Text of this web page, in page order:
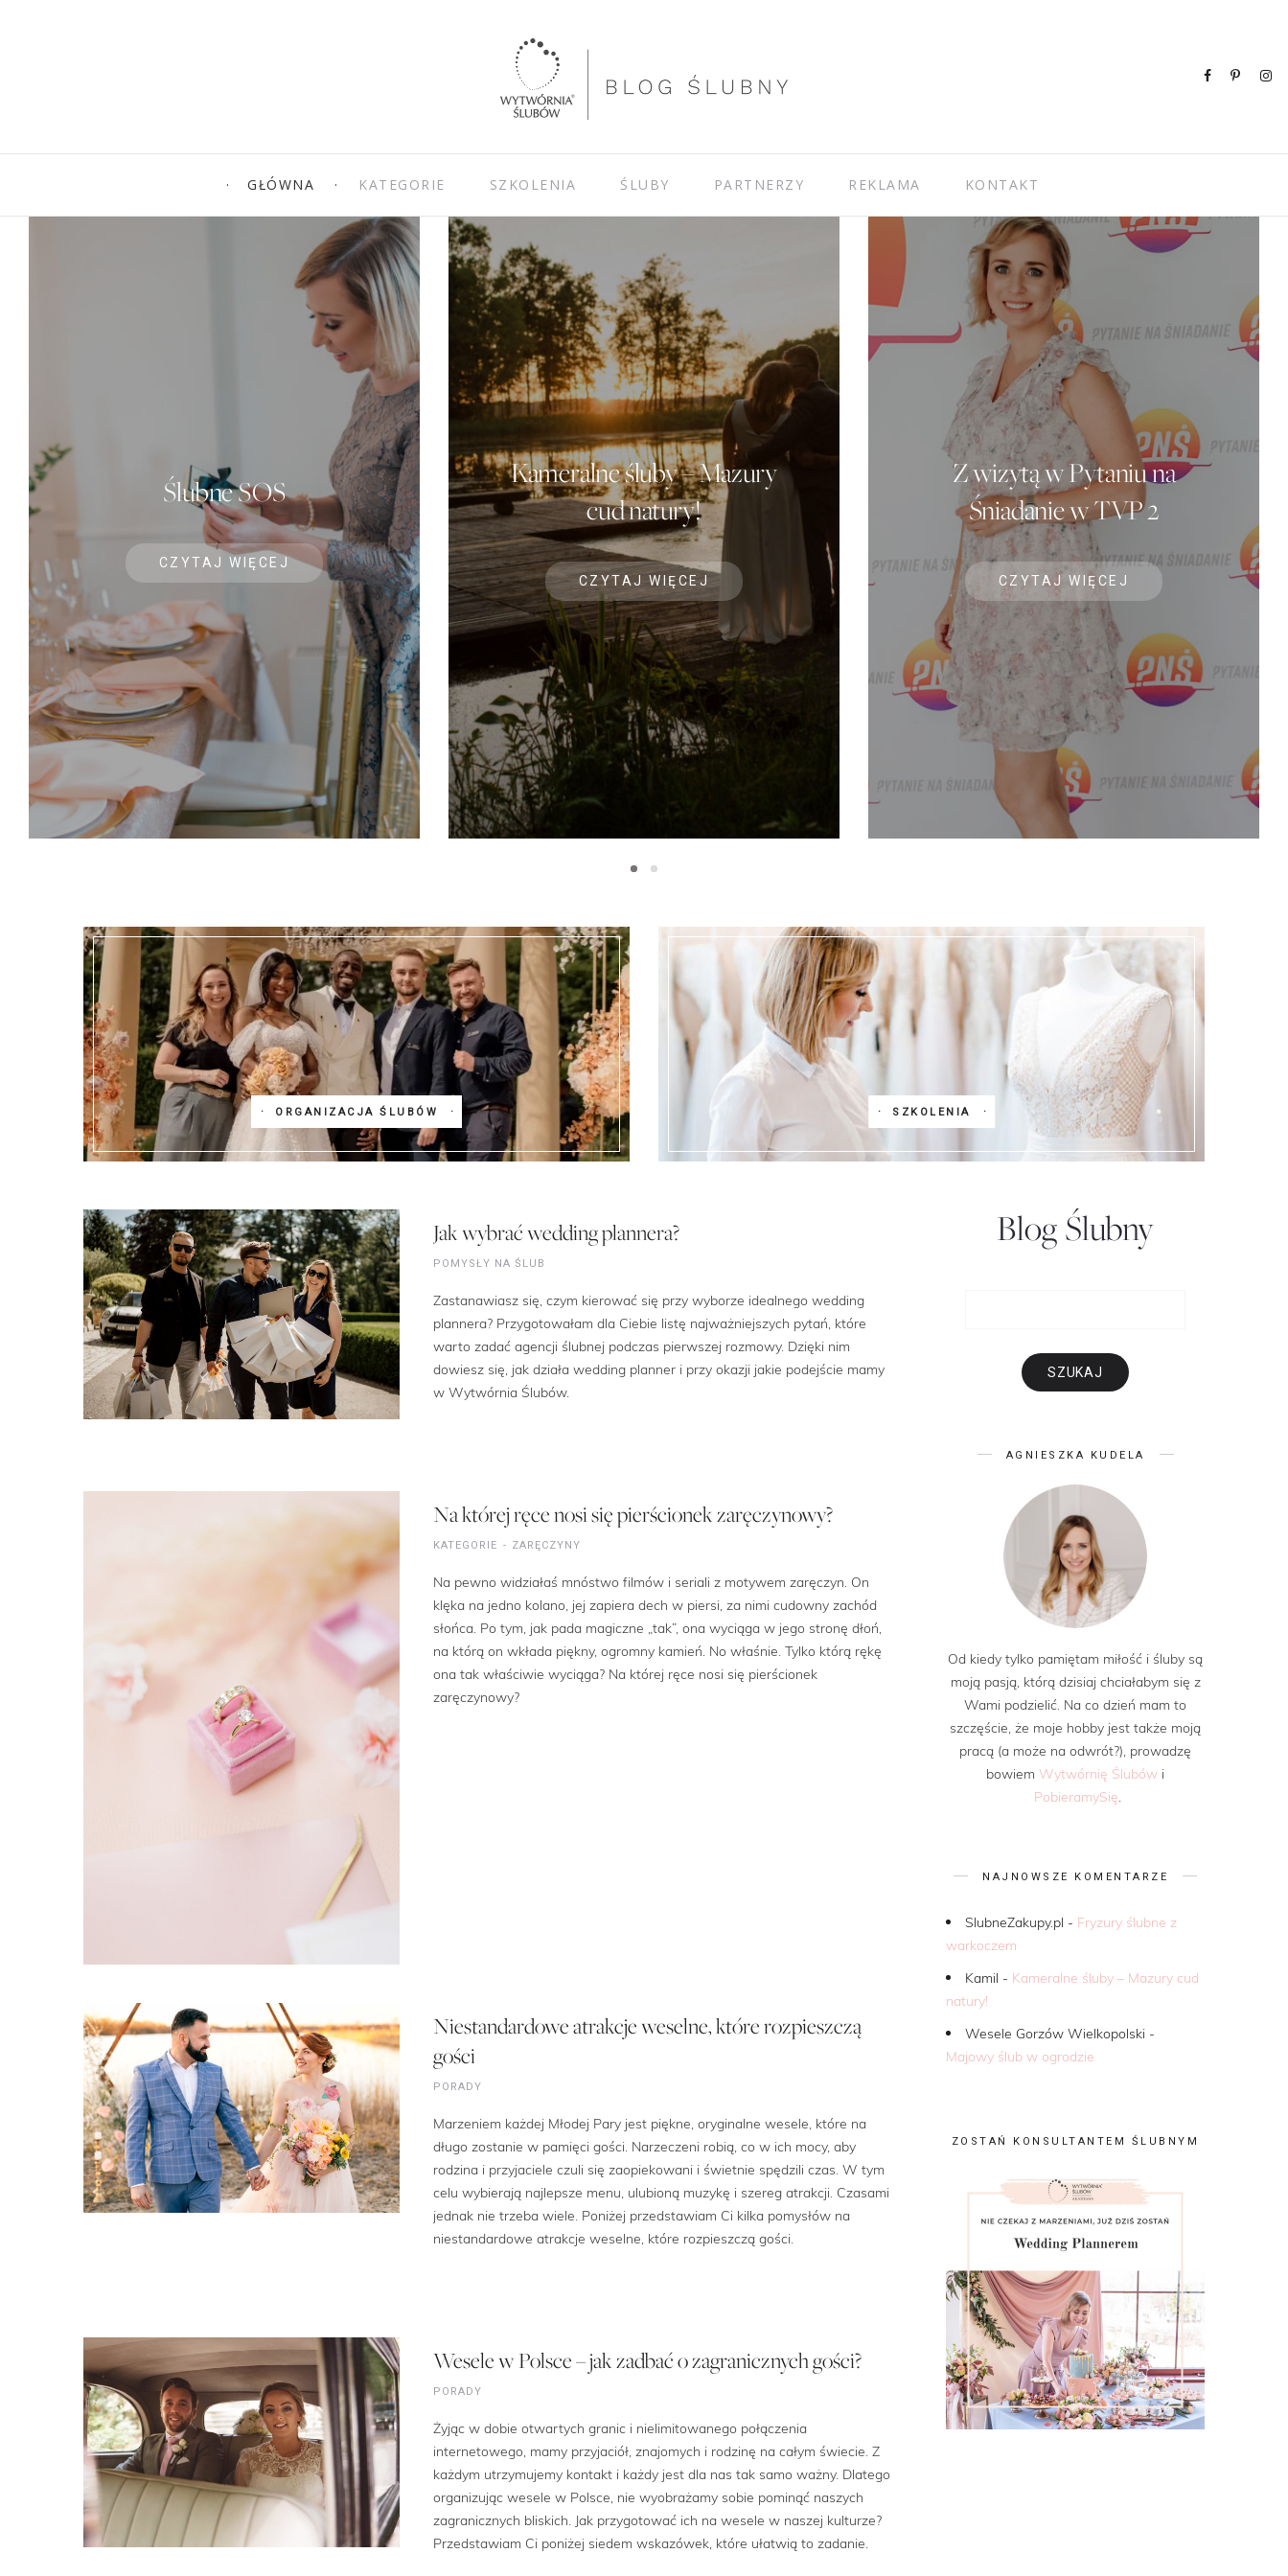
GŁÓWNA KATEGORIE SZKOLENIA ŚLUBY PARTNERZY REKLAMA KONTAKT
Ślubne SOS
CZYTAJ WIĘCEJ
Kameralne śluby – Mazury
cud natury!
CZYTAJ WIĘCEJ
Z wizytą w Pytaniu na
Śniadanie w TVP 2
CZYTAJ WIĘCEJ
ORGANIZACJA ŚLUBÓW SZKOLENIA
Jak wybrać wedding plannera?
POMYSŁY NA ŚLUB
Zastanawiasz się, czym kierować się przy wyborze idealnego wedding
plannera? Przygotowałam dla Ciebie listę najważniejszych pytań, które
warto zadać agencji ślubnej podczas pierwszej rozmowy. Dzięki nim
dowiesz się, jak działa wedding planner i przy okazji jakie podejście mamy
w Wytwórnia Ślubów.
Na której ręce nosi się pierścionek zaręczynowy?
KATEGORIE ZARĘCZYNY
Na pewno widziałaś mnóstwo filmów i seriali z motywem zaręczyn. On
klęka na jedno kolano, jej zapiera dech w piersi, za nimi cudowny zachód
słońca. Po tym, jak pada magiczne „tak”, ona wyciąga w jego stronę dłoń,
na którą on wkłada piękny, ogromny kamień. No właśnie. Tylko którą rękę
ona tak właściwie wyciąga? Na której ręce nosi się pierścionek
zaręczynowy?
Niestandardowe atrakcje weselne, które rozpieszczą
gości
PORADY
Marzeniem każdej Młodej Pary jest piękne, oryginalne wesele, które na
długo zostanie w pamięci gości. Narzeczeni robią, co w ich mocy, aby
rodzina i przyjaciele czuli się zaopiekowani i świetnie spędzili czas. W tym
celu wybierają najlepsze menu, ulubioną muzykę i szereg atrakcji. Czasami
jednak nie trzeba wiele. Poniżej przedstawiam Ci kilka pomysłów na
niestandardowe atrakcje weselne, które rozpieszczą gości.
Wesele w Polsce – jak zadbać o zagranicznych gości?
PORADY
Żyjąc w dobie otwartych granic i nielimitowanego połączenia
internetowego, mamy przyjaciół, znajomych i rodzinę na całym świecie. Z
każdym utrzymujemy kontakt i każdy jest dla nas tak samo ważny. Dlatego
organizując wesele w Polsce, nie wyobrażamy sobie pominąć naszych
zagranicznych bliskich. Jak przygotować ich na wesele w naszej kulturze?
Przedstawiam Ci poniżej siedem wskazówek, które ułatwią to zadanie.
Blog Ślubny
AGNIESZKA KUDELA
Od kiedy tylko pamiętam miłość i śluby są
moją pasją, którą dzisiaj chciałabym się z
Wami podzielić. Na co dzień mam to
szczęście, że moje hobby jest także moją
pracą (a może na odwrót?), prowadzę
bowiem Wytwórnię Ślubów i
PobieramySię
NAJNOWSZE KOMENTARZE
SlubneZakupy.pl - Fryzury ślubne z
warkoczem
Kamil - Kameralne śluby – Mazury cud
natury!
Wesele Gorzów Wielkopolski -
Majowy ślub w ogrodzie
ZOSTAŃ KONSULTANTEM ŚLUBNYM